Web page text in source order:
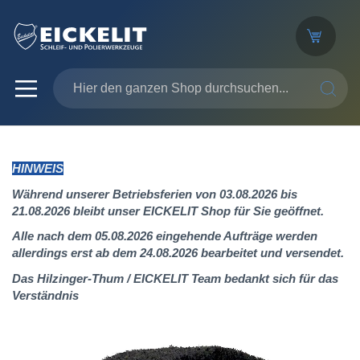
SUCHE
HINWEIS
Während unserer Betriebsferien von 03.08.2026 bis
21.08.2026 bleibt unser EICKELIT Shop für Sie geöffnet.
Alle nach dem 05.08.2026 eingehende Aufträge werden
allerdings erst ab dem 24.08.2026 bearbeitet und versendet.
Das Hilzinger-Thum / EICKELIT Team bedankt sich für das
Verständnis